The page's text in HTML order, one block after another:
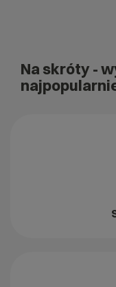
Na skróty -